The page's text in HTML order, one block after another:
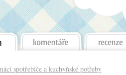
spotřebiče a kuchyňské potřeby